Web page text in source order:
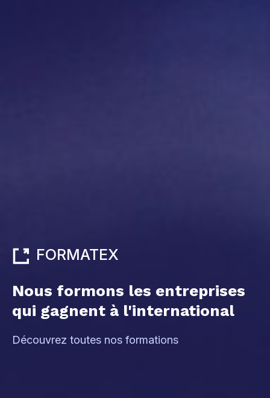
FORMATEX
Nous formons les entreprises
qui gagnent à l'international​
Découvrez toutes nos formations